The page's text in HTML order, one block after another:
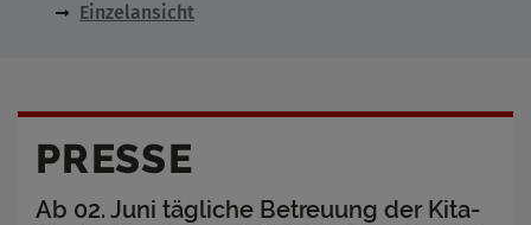
Einzelansicht
PRESSE
Ab 02. Juni tägliche Betreuung der Kita-